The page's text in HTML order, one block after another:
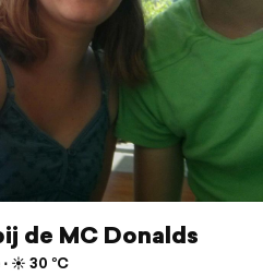
de MC Donalds
☀️ 30 °C